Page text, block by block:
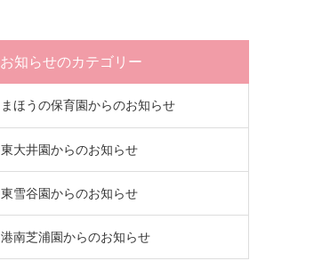
お知らせのカテゴリー
まほうの保育園からのお知らせ
東大井園からのお知らせ
東雪谷園からのお知らせ
港南芝浦園からのお知らせ